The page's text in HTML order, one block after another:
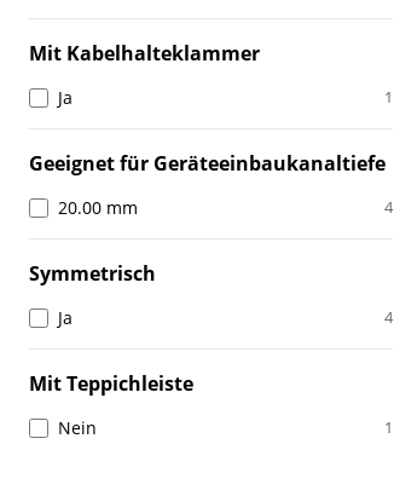
Mit Kabelhalteklammer
Ja 1
Geeignet für Geräteeinbaukanaltiefe
20.00 mm 4
Symmetrisch
Ja 4
Mit Teppichleiste
Nein 1